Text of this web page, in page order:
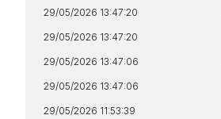
29/05/2026 13:47:20
29/05/2026 13:47:20
29/05/2026 13:47:06
29/05/2026 13:47:06
29/05/2026 11:53:39